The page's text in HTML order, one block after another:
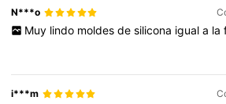
N***o
Muy lindo moldes de silicona igual a la
i***m